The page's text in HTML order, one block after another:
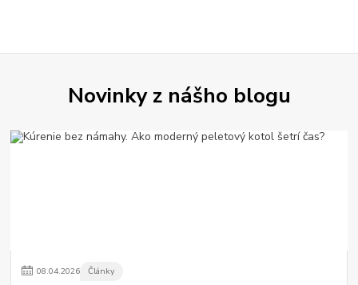
Novinky z nášho blogu
08.04.2026 Články